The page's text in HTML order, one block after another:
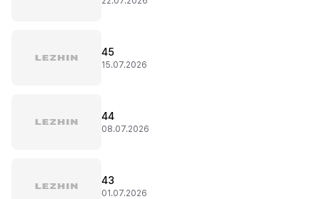
45
15.07.2026
44
08.07.2026
43
01.07.2026